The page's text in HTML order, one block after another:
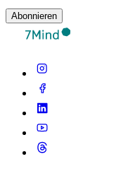
Abonnieren